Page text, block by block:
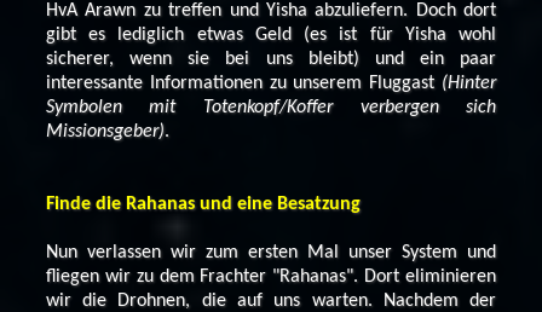
HvA Arawn zu treffen und Yisha abzuliefern. Doch dort
gibt es lediglich etwas Geld (es ist für Yisha wohl
sicherer, wenn sie bei uns bleibt) und ein paar
interessante Informationen zu unserem Fluggast (Hinter
Symbolen mit Totenkopf/Koffer verbergen sich
Missionsgeber).
Finde die Rahanas und eine Besatzung
Nun verlassen wir zum ersten Mal unser System und
fliegen wir zu dem Frachter "Rahanas". Dort eliminieren
wir die Drohnen, die auf uns warten. Nachdem der